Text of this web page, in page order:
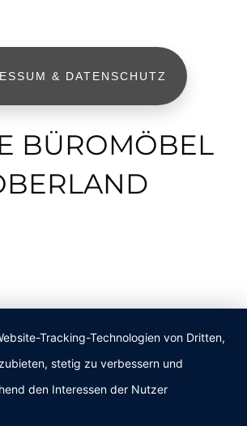
& DATENSCHUTZ
BÜROMÖBEL
Tracking-Technologien von Dritten,
stetig zu verbessern und
den Interessen der Nutzer